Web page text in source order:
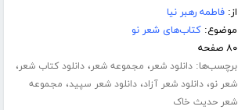
از:فاطمه رهبر نیا
موضوع:کتاب‌های شعر نو
۸۰ صفحه
برچسب‌ها:دانلود شعر، مجموعه شعر،دانلود کتاب شعر،
شعر نو،دانلود شعر آزاد،دانلود شعر سپید، مجموعه
شعر حدیث خاک